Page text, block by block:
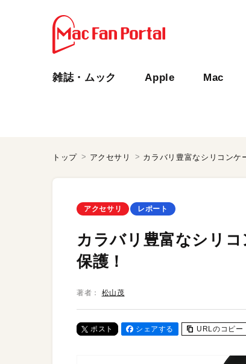
雑誌・ムック Apple Mac
トップ アクセサリ カラバリ豊富なシリコンケ
アクセサリ レポート
カラバリ豊富なシリ
保護！
著者： 松山茂
ポスト シェアする URLのコピー